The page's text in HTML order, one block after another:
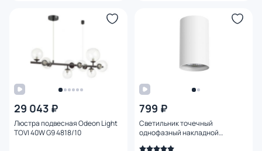
29 043 ₽
Люстра подвесная Odeon Light
TOVI 40W G9 4818/10
799 ₽
Светильник точечный
однофазный накладной